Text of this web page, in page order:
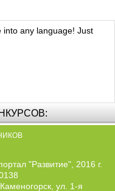
into any language! Just
"Развитие", 2016 г.
ул. 1-я